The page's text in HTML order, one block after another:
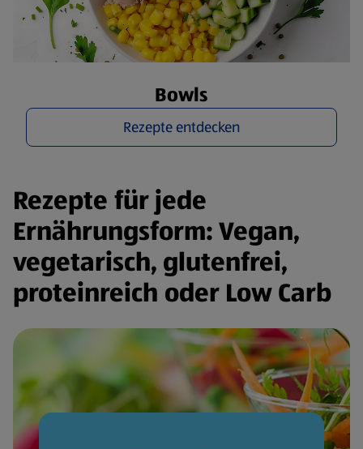
Bowls
Rezepte entdecken
Rezepte für jede
Ernährungsform: Vegan,
vegetarisch, glutenfrei,
proteinreich oder Low Carb